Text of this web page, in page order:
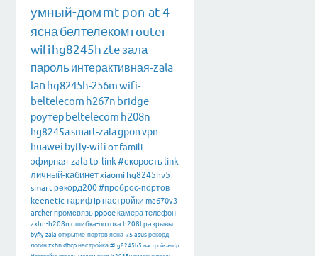
умный-домmt-pon-at-4
яснабелтелекомrouter
wifi hg8245hzteзала
пароль интерактивная-zala
lan hg8245h-256mwifi-
beltelecom h267n bridge
роутерbeltelecom h208n
hg8245asmart-zalagponvpn
huawei byfly-wifiот famili
эфирная-zala tp-link #скорость link
личный-кабинетxiaomi hg8245hv5
smartрекорд200#проброс-портов
keeneticтариф ipнастройки ma670v3
archerпромсвязьpppoeкамерателефон
zxhn-h208n ошибка-потока h208l разрывы
byfly-zala открытие-портов ясна-75 asus рекорд
логин zxhn dhcp настройка #hg8245h5 настройка-rdp